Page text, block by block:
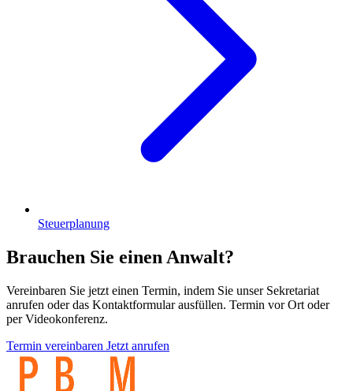
Steuerplanung
Brauchen Sie einen Anwalt?
Vereinbaren Sie jetzt einen Termin, indem Sie unser Sekretariat
anrufen oder das Kontaktformular ausfüllen. Termin vor Ort oder
per Videokonferenz.
Termin vereinbaren Jetzt anrufen